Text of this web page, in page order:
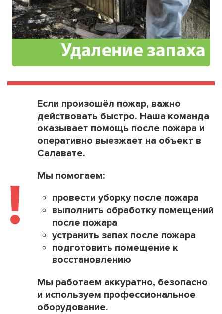
!
Если произошёл пожар, важно
действовать быстро. Наша команда
оказывает помощь после пожара и
оперативно выезжает на объект в
Салавате.
Мы помогаем:
провести уборку после пожара
выполнить обработку помещений
после пожара
устранить запах после пожара
подготовить помещение к
восстановлению
Мы работаем аккуратно, безопасно
и используем профессиональное
оборудование.